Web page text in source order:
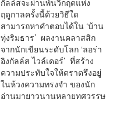
กัลล์สจะผ่านพ้นวิกฤตแห่ง
ฤดูกาลครั้งนี้ด้วยวิธีใด
สามารถหาคำตอบได้ใน ‘บ้าน
ทุ่งริมธาร’ ผลงานคลาสสิก
จากนักเขียนระดับโลก ‘ลอร่า
อิงกัลล์ส ไวล์เดอร์’ ที่สร้าง
ความประทับใจให้ตราตรึงอยู่
ในห้วงความทรงจำ ของนัก
อ่านมายาวนานหลายทศวรรษ